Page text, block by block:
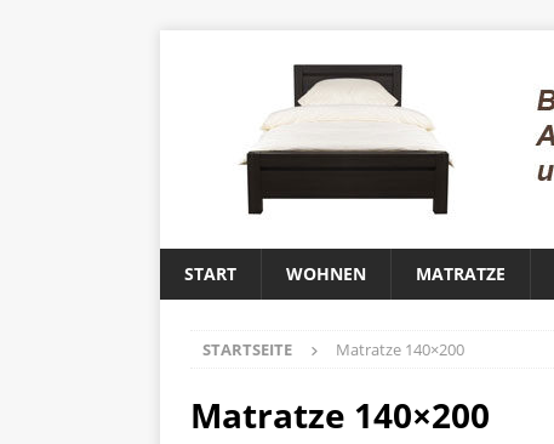
START WOHNEN MATRATZE
STARTSEITE Matratze 140×200
Matratze 140×200